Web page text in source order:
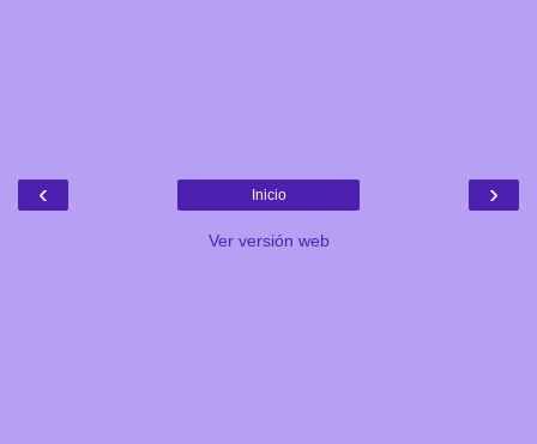
‹ ›
Inicio
Ver versión web